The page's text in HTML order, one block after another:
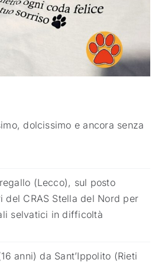
dolcissimo e ancora senza
(Lecco), sul posto
del CRAS Stella del Nord per
selvatici in difficoltà
anni) da Sant’Ippolito (Rieti